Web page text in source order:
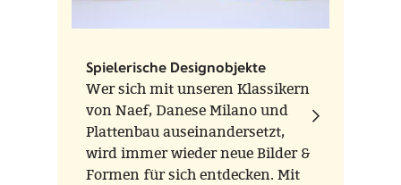
Spielerische Designobjekte
Wer sich mit unseren Klassikern
von Naef, Danese Milano und
Plattenbau auseinandersetzt,
wird immer wieder neue Bilder &
Formen für sich entdecken. Mit